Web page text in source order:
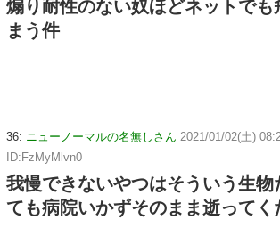
煽り耐性のない奴ほどネットでも
まう件
36: ニューノーマルの名無しさん 2021/01/02(土)
ID:FzMyMlvn0
我慢できないやつはそういう生物
ても病院いかずそのまま逝ってく